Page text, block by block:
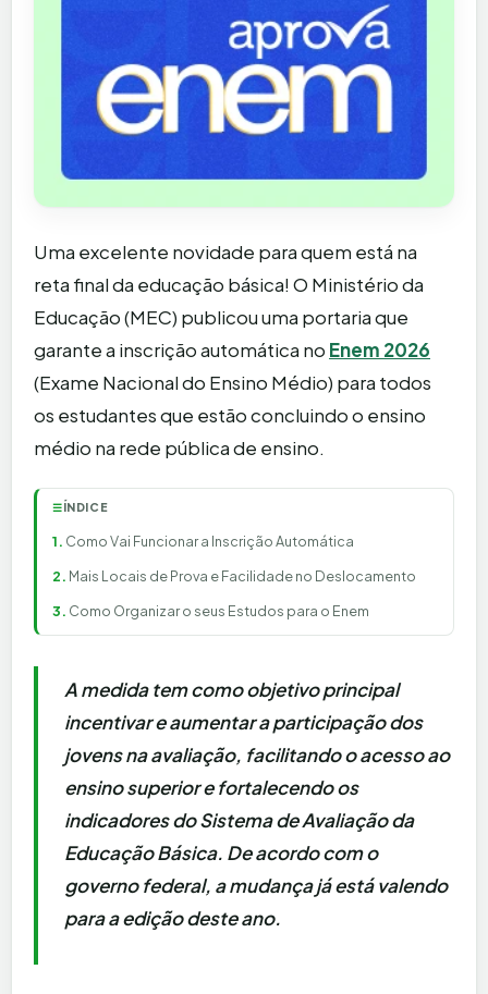
Uma excelente novidade para quem está na
reta final da educação básica! O Ministério da
Educação (MEC) publicou uma portaria que
garante a inscrição automática no Enem 2026
(Exame Nacional do Ensino Médio) para todos
os estudantes que estão concluindo o ensino
médio na rede pública de ensino.
☰ÍNDICE
Como Vai Funcionar a Inscrição Automática
Mais Locais de Prova e Facilidade no Deslocamento
Como Organizar o seus Estudos para o Enem
A medida tem como objetivo principal
incentivar e aumentar a participação dos
jovens na avaliação, facilitando o acesso ao
ensino superior e fortalecendo os
indicadores do Sistema de Avaliação da
Educação Básica. De acordo com o
governo federal, a mudança já está valendo
para a edição deste ano.